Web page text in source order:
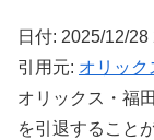
日付: 2025/12/28
引用元: オリック
オリックス・福
を引退すること